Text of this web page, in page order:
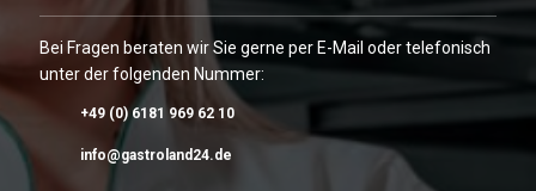
Bei Fragen beraten wir Sie gerne per E-Mail oder telefonisch
unter der folgenden Nummer:
+49 (0) 6181 969 62 10
info@gastroland24.de